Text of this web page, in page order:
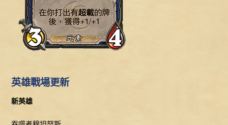
英雄戰場更新
新英雄